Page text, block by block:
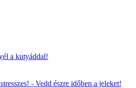
a kutyáddal!
- Vedd észre időben a jeleket!